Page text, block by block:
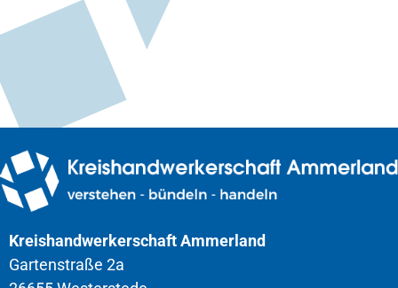
Kreishandwerkerschaft Ammerland
Gartenstraße 2a